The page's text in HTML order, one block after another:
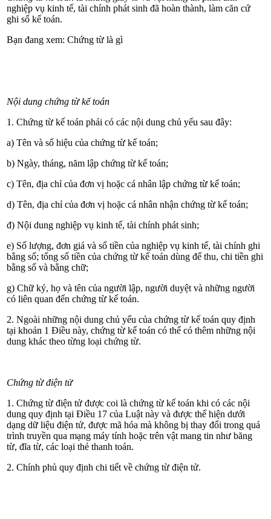
nghiệp vụ kinh tế, tài chính phát sinh đã hoàn thành, làm căn cứ
ghi sổ kế toán.
Bạn đang xem: Chứng từ là gì
Nội dung chứng từ kế toán
1. Chứng từ kế toán phải có các nội dung chủ yếu sau đây:
a) Tên và số hiệu của chứng từ kế toán;
b) Ngày, tháng, năm lập chứng từ kế toán;
c) Tên, địa chỉ của đơn vị hoặc cá nhân lập chứng từ kế toán;
d) Tên, địa chỉ của đơn vị hoặc cá nhân nhận chứng từ kế toán;
đ) Nội dung nghiệp vụ kinh tế, tài chính phát sinh;
e) Số lượng, đơn giá và số tiền của nghiệp vụ kinh tế, tài chính ghi
bằng số; tổng số tiền của chứng từ kế toán dùng để thu, chi tiền ghi
bằng số và bằng chữ;
g) Chữ ký, họ và tên của người lập, người duyệt và những người
có liên quan đến chứng từ kế toán.
2. Ngoài những nội dung chủ yếu của chứng từ kế toán quy định
tại khoản 1 Điều này, chứng từ kế toán có thể có thêm những nội
dung khác theo từng loại chứng từ.
Chứng từ điện tử
1. Chứng từ điện tử được coi là chứng từ kế toán khi có các nội
dung quy định tại Điều 17 của Luật này và được thể hiện dưới
dạng dữ liệu điện tử, được mã hóa mà không bị thay đổi trong quá
trình truyền qua mạng máy tính hoặc trên vật mang tin như băng
từ, đĩa từ, các loại thẻ thanh toán.
2. Chính phủ quy định chi tiết về chứng từ điện tử.